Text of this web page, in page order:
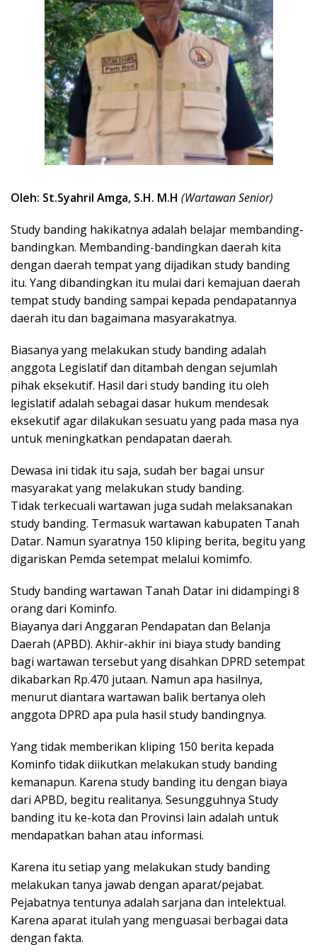
Oleh: St.Syahril Amga, S.H. M.H (Wartawan Senior)
Study banding hakikatnya adalah belajar membanding-
bandingkan. Membanding-bandingkan daerah kita
dengan daerah tempat yang dijadikan study banding
itu. Yang dibandingkan itu mulai dari kemajuan daerah
tempat study banding sampai kepada pendapatannya
daerah itu dan bagaimana masyarakatnya.
Biasanya yang melakukan study banding adalah
anggota Legislatif dan ditambah dengan sejumlah
pihak eksekutif. Hasil dari study banding itu oleh
legislatif adalah sebagai dasar hukum mendesak
eksekutif agar dilakukan sesuatu yang pada masa nya
untuk meningkatkan pendapatan daerah.
Dewasa ini tidak itu saja, sudah ber bagai unsur
masyarakat yang melakukan study banding.
Tidak terkecuali wartawan juga sudah melaksanakan
study banding. Termasuk wartawan kabupaten Tanah
Datar. Namun syaratnya 150 kliping berita, begitu yang
digariskan Pemda setempat melalui komimfo.
Study banding wartawan Tanah Datar ini didampingi 8
orang dari Kominfo.
Biayanya dari Anggaran Pendapatan dan Belanja
Daerah (APBD). Akhir-akhir ini biaya study banding
bagi wartawan tersebut yang disahkan DPRD setempat
dikabarkan Rp.470 jutaan. Namun apa hasilnya,
menurut diantara wartawan balik bertanya oleh
anggota DPRD apa pula hasil study bandingnya.
Yang tidak memberikan kliping 150 berita kepada
Kominfo tidak diikutkan melakukan study banding
kemanapun. Karena study banding itu dengan biaya
dari APBD, begitu realitanya. Sesungguhnya Study
banding itu ke-kota dan Provinsi lain adalah untuk
mendapatkan bahan atau informasi.
Karena itu setiap yang melakukan study banding
melakukan tanya jawab dengan aparat/pejabat.
Pejabatnya tentunya adalah sarjana dan intelektual.
Karena aparat itulah yang menguasai berbagai data
dengan fakta.